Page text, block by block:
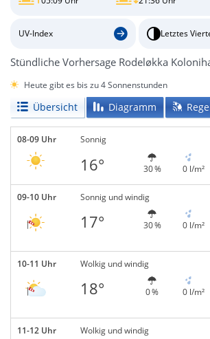
UV-Index Letztes
Stündliche Vorhersage Rodeløkka
Heute gibt es bis zu 4 Sonnenstunden
Übersicht Diagramm
08-09 Uhr Sonnig
16° 30 % 0 l/m²
09-10 Uhr Sonnig und windig
17° 30 % 0 l/m²
10-11 Uhr Wolkig und windig
18° 0 % 0 l/m²
11-12 Uhr Wolkig und windig